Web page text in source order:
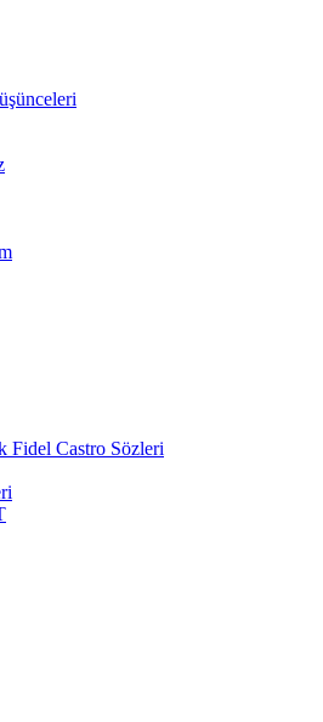
Fidel Castro Sözleri